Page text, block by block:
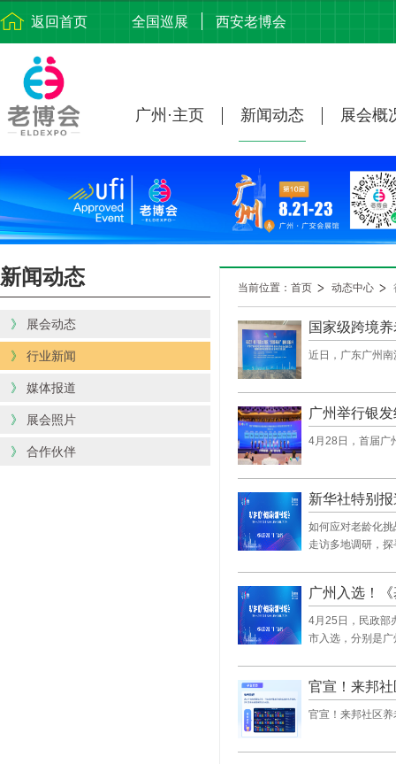
返回首页 全国巡展 西安老博会
广州·主页 新闻动态 展会概
新闻动态
》 展会动态
》 行业新闻
》 媒体报道
》 展会照片
》 合作伙伴
当前位置：首页 动态中心
国家级跨境
近日，广东广州
广州举行银
4月28日，首届广
新华社特别
如何应对老龄化
走访多地调研，
广州入选！
4月25日，民政部
市入选，分别是
官宣！来邦
官宣！来邦社区